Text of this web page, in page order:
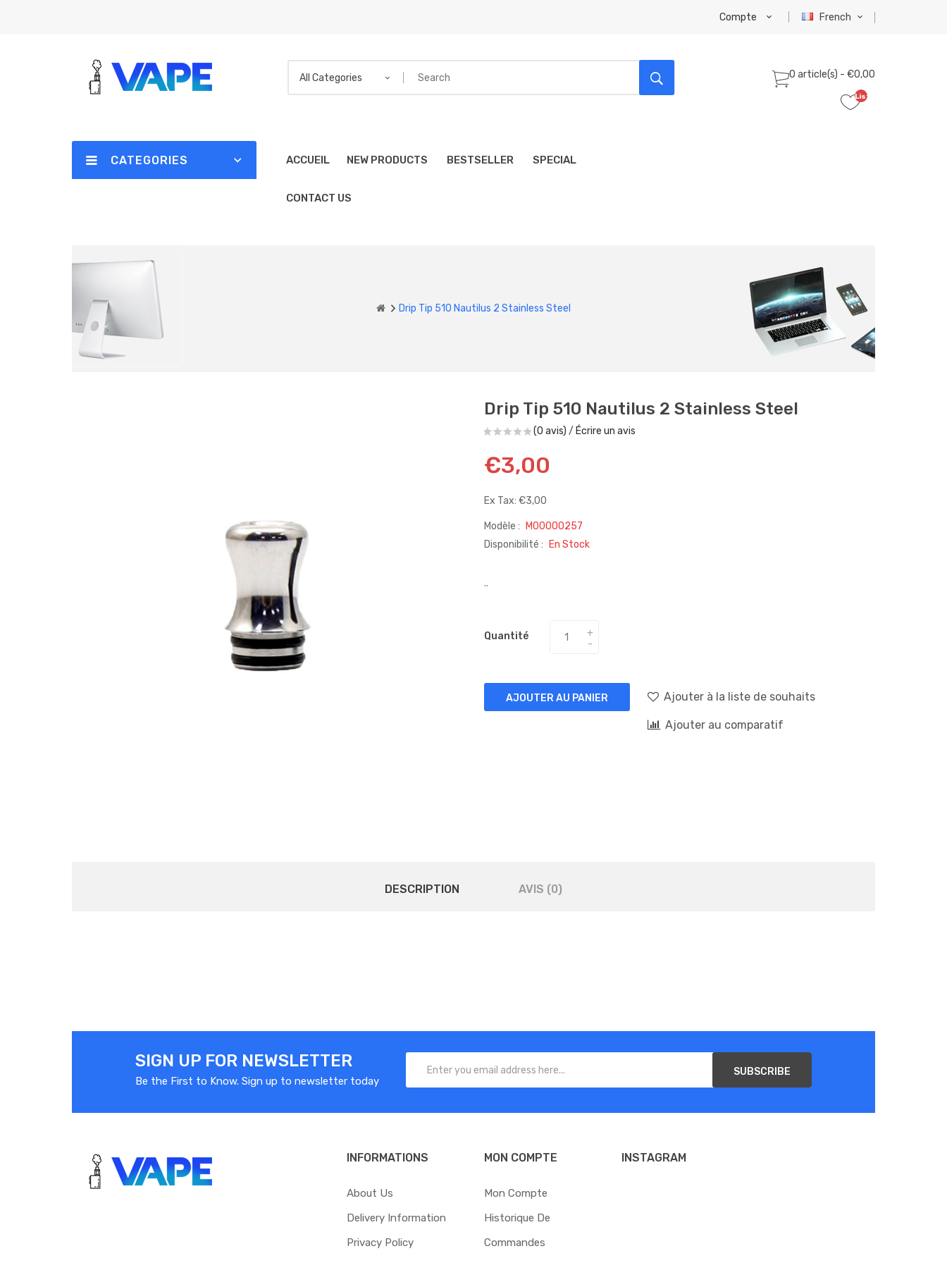
French
Compte
All Categories 0 article(s) - €0,00
Liste
CATEGORIES ACCUEIL NEW PRODUCTS BESTSELLER SPECIAL
CONTACT US
Drip Tip 510 Nautilus 2 Stainless Steel
Drip Tip 510 Nautilus 2 Stainless Steel
(0 avis) / Écrire un avis
€3,00
Ex Tax: €3,00
Modèle :
M00000257
Disponibilité :
En Stock
..
Quantité
AJOUTER AU PANIER Ajouter à la liste de souhaits
Ajouter au comparatif
DESCRIPTION AVIS (0)
SIGN UP FOR NEWSLETTER
Be the First to Know. Sign up to newsletter today
SUBSCRIBE
INFORMATIONS
About Us
Delivery Information
Privacy Policy
MON COMPTE
Mon Compte
Historique De
Commandes
INSTAGRAM